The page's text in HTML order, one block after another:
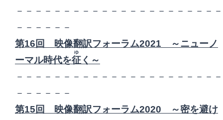
－－－－－－－－－－－－－－－－－－－－－－
－－－－－－
第16回 映像翻訳フォーラム2021 ～ニューノ
ーマル時代を征
ゆ
く～
－－－－－－－－－－－－－－－－－－－－－－
－－－－－－
第15回 映像翻訳フォーラム2020 ～密を避け